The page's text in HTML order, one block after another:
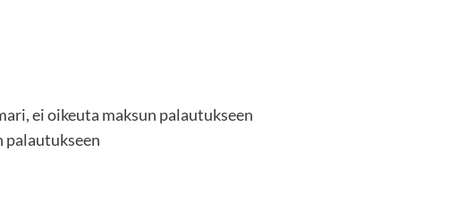
ei oikeuta maksun palautukseen
palautukseen